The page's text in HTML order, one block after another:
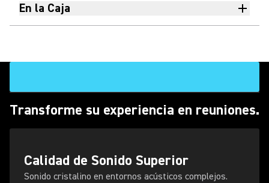
En la Caja
Transforme su experiencia en reuniones.
Calidad de Sonido Superior
Sonido cristalino en entornos acústicos complejos.